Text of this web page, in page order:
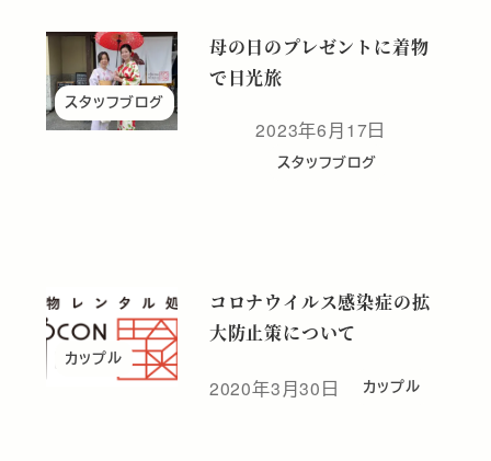
スタッフブログ
母の日のプレゼントに着物
で日光旅
投稿日
2023年6月17日
スタッフブログ
カップル
コロナウイルス感染症の拡
大防止策について
投稿日
2020年3月30日 カップル